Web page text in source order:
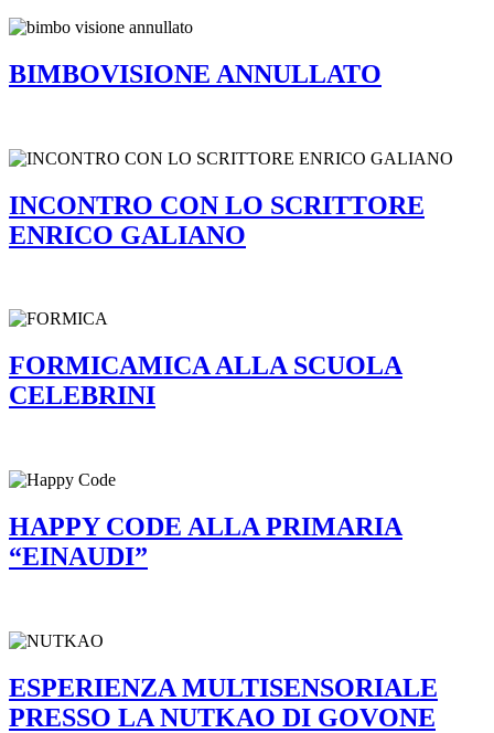
BIMBOVISIONE ANNULLATO
INCONTRO CON LO SCRITTORE
ENRICO GALIANO
FORMICAMICA ALLA SCUOLA
CELEBRINI
HAPPY CODE ALLA PRIMARIA
“EINAUDI”
ESPERIENZA MULTISENSORIALE
PRESSO LA NUTKAO DI GOVONE